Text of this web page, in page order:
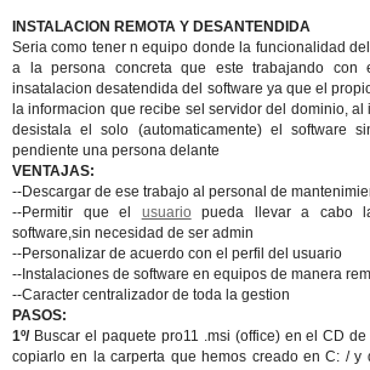
INSTALACION REMOTA Y DESANTENDIDA
Seria como tener n equipo donde la funcionalidad
a la persona concreta que este trabajando con
insatalacion desatendida del software ya que el
la informacion que recibe sel servidor del dominio,
desistala el solo (automaticamente) el software
pendiente una persona delante
VENTAJAS:
--Descargar de ese trabajo al personal de
--Permitir que el usuario pueda llevar a cabo
software,sin necesidad de ser admin
--Personalizar de acuerdo con el perfil del usuario
--Instalaciones de software en equipos de manera
--Caracter centralizador de toda la gestion
PASOS:
1º/Buscar el paquete pro11 .msi (office) en el CD
copiarlo en la carperta que hemos creado en C: / y